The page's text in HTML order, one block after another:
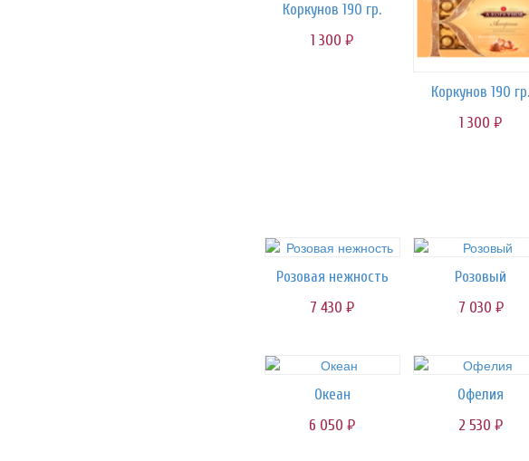
Коркунов 190 гр.
1 300 руб.
Коркунов 190 гр.
1 300 руб.
Розовая нежность
7 430 руб.
Розовый
7 030 руб.
Океан
6 050 руб.
Офелия
2 530 руб.